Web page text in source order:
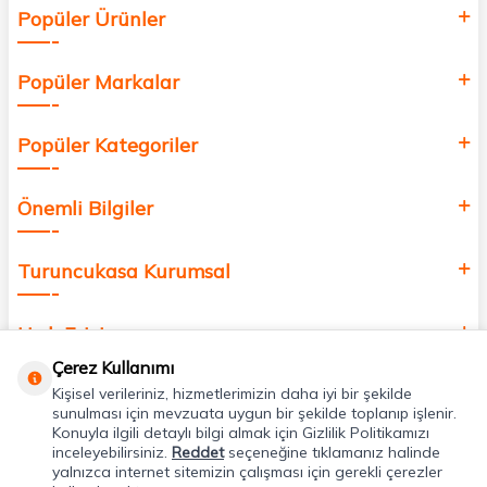
değer katmak için bize katılın!
Popüler Ürünler
Popüler Markalar
Popüler Kategoriler
Önemli Bilgiler
Turuncukasa Kurumsal
Hızlı Erişim
Uygulamalarımız
Adres & İletişim
Çerez Kullanımı
Kişisel verileriniz, hizmetlerimizin daha iyi bir şekilde
sunulması için mevzuata uygun bir şekilde toplanıp işlenir.
Konuyla ilgili detaylı bilgi almak için Gizlilik Politikamızı
inceleyebilirsiniz. Reddetseçeneğine tıklamanız halinde
yalnızca internet sitemizin çalışması için gerekli çerezler